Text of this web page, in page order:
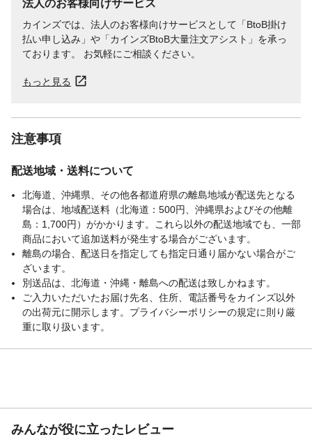
法人のお客様向けサービス
カインズでは、法人のお客様向けサービスとして「BtoB掛け
払い申し込み」や「カインズBtoB大量注文アシスト」を承っ
ております。 お気軽にご相談ください。
もっと見る
注意事項
配送地域・送料について
北海道、沖縄県、その他各都道府県の離島地域が配送先となる
場合は、地域配送料（北海道：500円、沖縄県およびその他離
島：1,700円）がかかります。これら以外の配送地域でも、一部
商品において追加送料が発生する場合がございます。
離島の場合、配送日を指定しても指定日通り届かない場合がご
ざいます。
別送品は、北海道・沖縄・離島への配送は致しかねます。
ご入力いただいたお届け先名、住所、電話番号をカインズ以外
の出荷元に開示します。プライバシーポリシーの規定に則り厳
重に取り扱います。
みんなが役に立ったレビュー